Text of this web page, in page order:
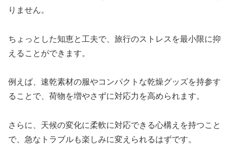
りません。
ちょっとした知恵と工夫で、旅行のストレスを最小限に抑
えることができます。
例えば、速乾素材の服やコンパクトな乾燥グッズを持参す
ることで、荷物を増やさずに対応力を高められます。
さらに、天候の変化に柔軟に対応できる心構えを持つこと
で、急なトラブルも楽しみに変えられるはずです。